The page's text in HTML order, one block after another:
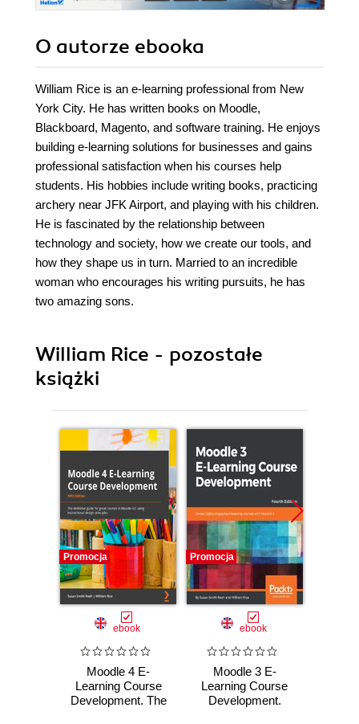
O autorze ebooka
William Rice is an e-learning professional from New
York City. He has written books on Moodle,
Blackboard, Magento, and software training. He enjoys
building e-learning solutions for businesses and gains
professional satisfaction when his courses help
students. His hobbies include writing books, practicing
archery near JFK Airport, and playing with his children.
He is fascinated by the relationship between
technology and society, how we create our tools, and
how they shape us in turn. Married to an incredible
woman who encourages his writing pursuits, he has
two amazing sons.
William Rice - pozostałe
książki
Promocja
ebook
Moodle 4 E-
Learning Course
Development. The
Promocja
ebook
Moodle 3 E-
Learning Course
Development.